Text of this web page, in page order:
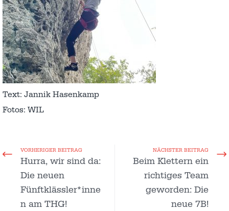
Text: Jannik Hasenkamp
Fotos: WIL
VORHERIGER BEITRAG
Hurra, wir sind da:
Die neuen
Fünftklässler*inne
n am THG!
NÄCHSTER BEITRAG
Beim Klettern ein
richtiges Team
geworden: Die
neue 7B!